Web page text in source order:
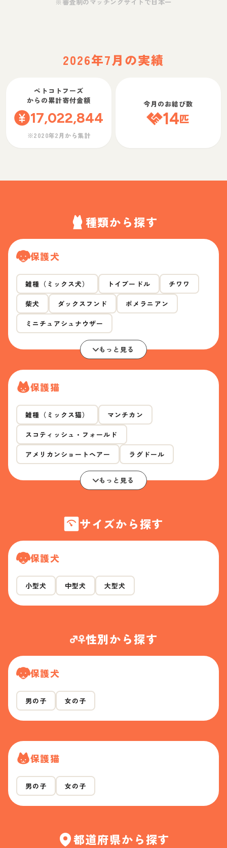
※審査制のマッチングサイトで日本一
2026年7月の実績
ペトコトフーズ
からの累計寄付金額
17,022,844
※2020年2月から集計
今月のお結び数
14匹
種類から探す
保護犬
雑種（ミックス犬） トイプードル チワワ
柴犬 ダックスフンド ポメラニアン
ミニチュアシュナウザー
もっと見る
保護猫
雑種（ミックス猫） マンチカン
スコティッシュ・フォールド
アメリカンショートヘアー ラグドール
もっと見る
サイズから探す
保護犬
小型犬 中型犬 大型犬
性別から探す
保護犬
男の子 女の子
保護猫
男の子 女の子
都道府県から探す